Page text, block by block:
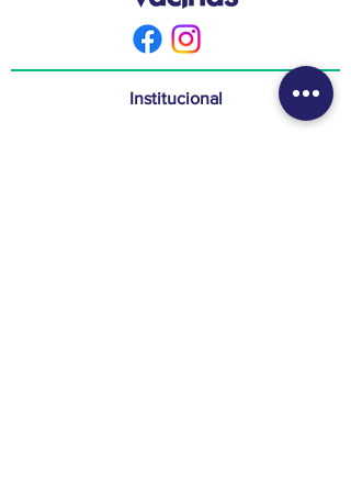
Institucional